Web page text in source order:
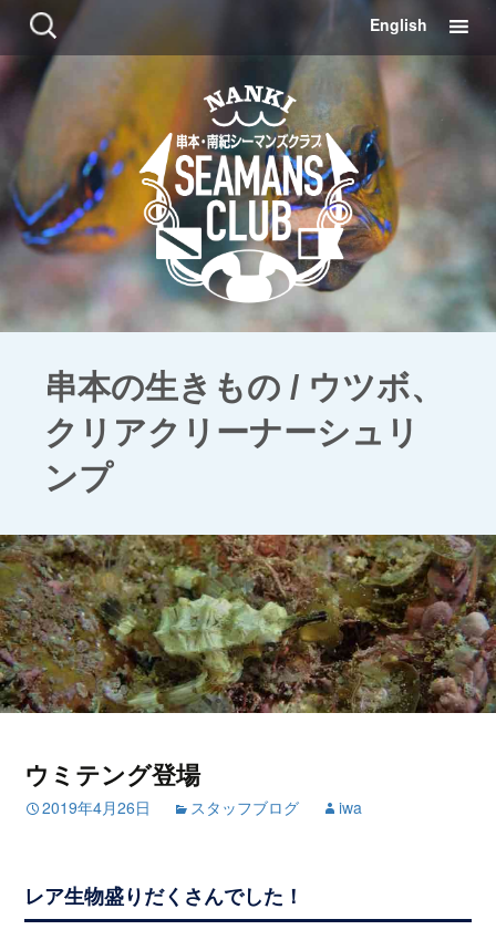
検
索:
コ
ン
ツ
に
English
串本の生きもの / ウツボ、
クリアクリーナーシュリ
ンプ
ウミテング登場
2019年4月26日 スタッフブログ iwa
レア生物盛りだくさんでした！